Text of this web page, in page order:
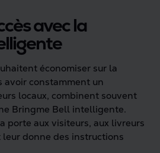
avec la
économiser sur la
avoir constamment un
locaux, combinent souvent
Bringme Bell intelligente.
porte aux visiteurs, aux livreurs
leur donne des instructions